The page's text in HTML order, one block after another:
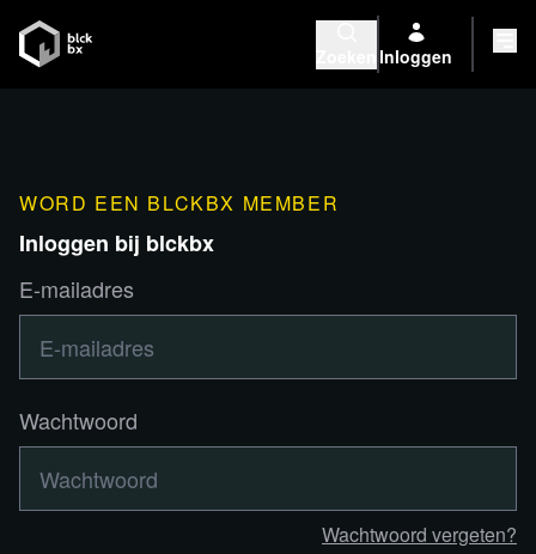
Inloggen
WORD EEN BLCKBX MEMBER
Inloggen bij blckbx
E-mailadres
Wachtwoord
Wachtwoord vergeten?